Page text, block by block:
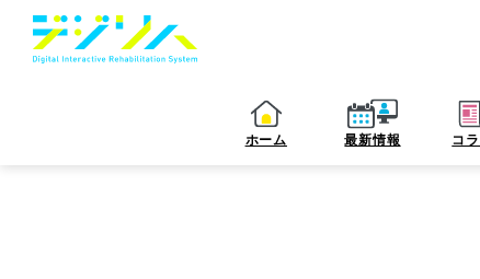
ホーム 最新情報 コ